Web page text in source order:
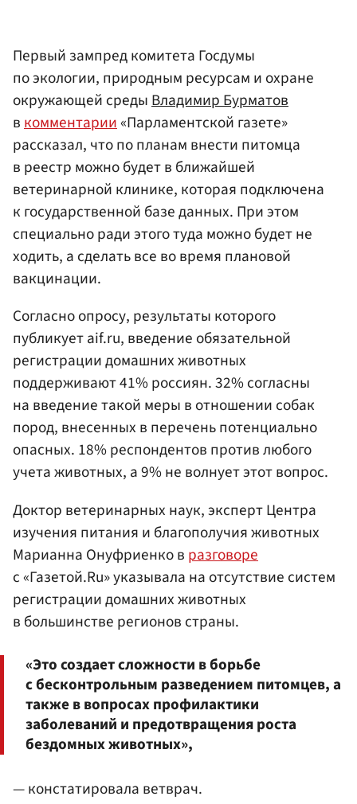
Первый зампред комитета Госдумы
по экологии, природным ресурсам и охране
окружающей средыВладимир Бурматов
вкомментарии«Парламентской газете»
рассказал, что по планам внести питомца
в реестр можно будет в ближайшей
ветеринарной клинике, которая подключена
к государственной базе данных. При этом
специально ради этого туда можно будет не
ходить, а сделать все во время плановой
вакцинации.
Согласно опросу, результаты которого
публикует aif.ru, введение обязательной
регистрации домашних животных
поддерживают 41% россиян. 32% согласны
на введение такой меры в отношении собак
пород, внесенных в перечень потенциально
опасных. 18% респондентов против любого
учета животных, а 9% не волнует этот вопрос.
Доктор ветеринарных наук, эксперт Центра
изучения питания и благополучия животных
Марианна Онуфриенко в разговоре
с «Газетой.Ru» указывала на отсутствие систем
регистрации домашних животных
в большинстве регионов страны.
«Это создает сложности в борьбе
с бесконтрольным разведением питомцев, а
также в вопросах профилактики
заболеваний и предотвращения роста
бездомных животных»,
— констатировала ветврач.